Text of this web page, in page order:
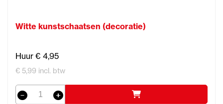
Witte kunstschaatsen (decoratie)
Huur € 4,95
€ 5,99 incl. btw